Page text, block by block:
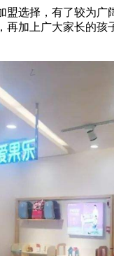
选择，有了较为
加上广大家长的